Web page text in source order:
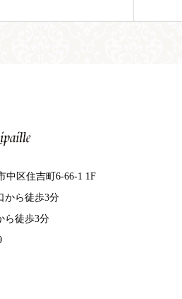
中区住吉町6-66-1 1F
から徒歩3分
ら徒歩3分